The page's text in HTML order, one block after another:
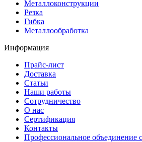
Металлоконструкции
Резка
Гибка
Металлообработка
Информация
Прайс-лист
Доставка
Статьи
Наши работы
Сотрудничество
О нас
Сертификация
Контакты
Профессиональное объединение